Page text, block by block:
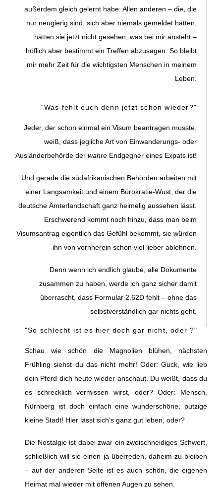
außerdem gleich gelernt habe: Allen anderen – die, die
nur neugierig sind, sich aber niemals gemeldet hätten,
hätten sie jetzt nicht gesehen, was bei mir ansteht –
höflich aber bestimmt ein Treffen abzusagen. So bleibt
mir mehr Zeit für die wichtigsten Menschen in meinem
Leben.
"Was fehlt euch denn jetzt schon wieder?"
Jeder, der schon einmal ein Visum beantragen musste,
weiß, dass jegliche Art von Einwanderungs- oder
Ausländerbehörde der wahre Endgegner eines Expats ist!
Und gerade die südafrikanischen Behörden arbeiten mit
einer Langsamkeit und einem Bürokratie-Wust, der die
deutsche Ämterlandschaft ganz heimelig aussehen lässt.
Erschwerend kommt noch hinzu, dass man beim
Visumsantrag eigentlich das Gefühl bekommt, sie würden
ihn von vornherein schon viel lieber ablehnen.
Denn wenn ich endlich glaube, alle Dokumente
zusammen zu haben, werde ich ganz sicher damit
überrascht, dass Formular 2.62D fehlt – ohne das
selbstverständlich gar nichts geht.
"So schlecht ist es hier doch gar nicht, oder ?"
Schau wie schön die Magnolien blühen, nächsten
Frühling siehst du das nicht mehr! Oder: Guck, wie lieb
dein Pferd dich heute wieder anschaut. Du weißt, dass du
es schrecklich vermissen wirst, oder? Oder: Mensch,
Nürnberg ist doch einfach eine wunderschöne, putzige
kleine Stadt! Hier lässt sich’s ganz gut leben, oder?
Die Nostalgie ist dabei zwar ein zweischneidiges Schwert,
schließlich will sie einen ja überreden, daheim zu bleiben
– auf der anderen Seite ist es auch schön, die eigenen
Heimat mal wieder mit offenen Augen zu sehen.